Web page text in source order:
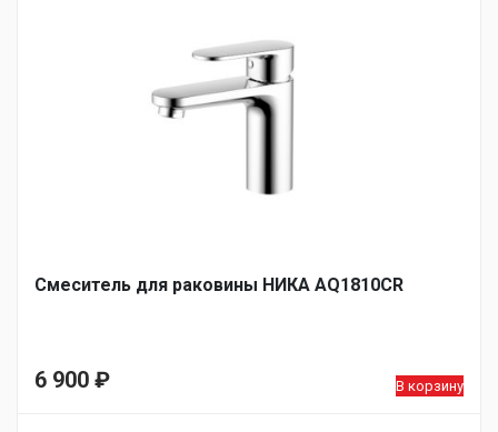
Смеситель для раковины НИКА AQ1810CR
6 900 ₽ В корзину